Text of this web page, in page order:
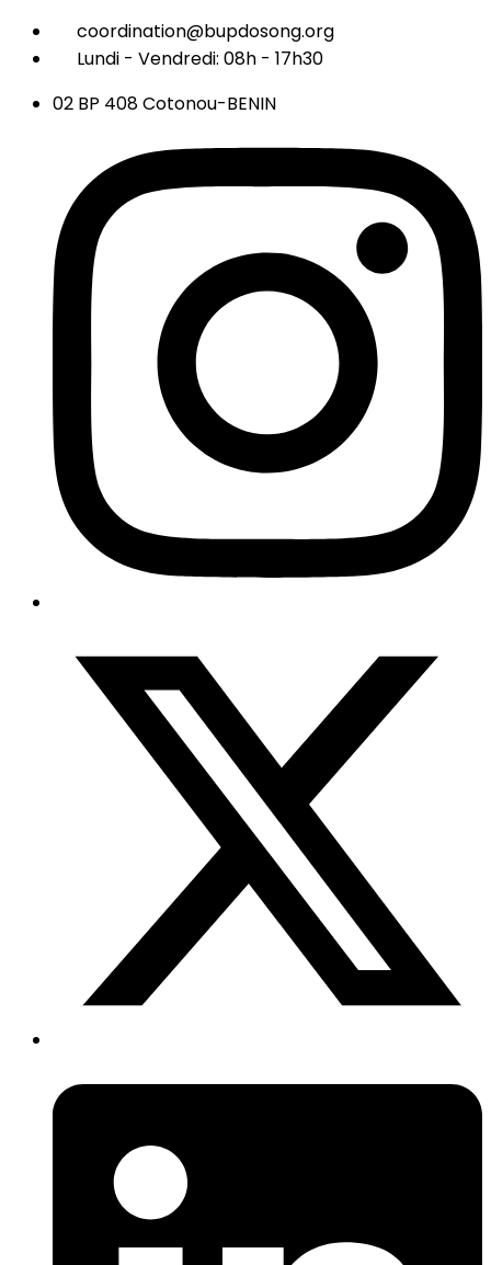
coordination@bupdosong.org
Lundi - Vendredi: 08h - 17h30
02 BP 408 Cotonou-BENIN